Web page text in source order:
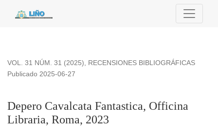
Depero Cavalcata Fantastica, Officina Libraria, Roma, 2023
VOL. 31 NÚM. 31 (2025), RECENSIONES BIBLIOGRÁFICAS
Depero Cavalcata Fantastica, Officina
Libraria, Roma, 2023
Publicado 2025-06-27